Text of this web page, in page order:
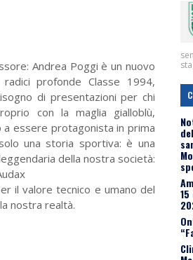
Andrea Poggi è un nuovo
profonde Classe 1994,
di presentazioni per chi
con la maglia gialloblù,
essere protagonista in prima
una storia sportiva: è una
della nostra società:
il valore tecnico e umano del
nostra realtà.